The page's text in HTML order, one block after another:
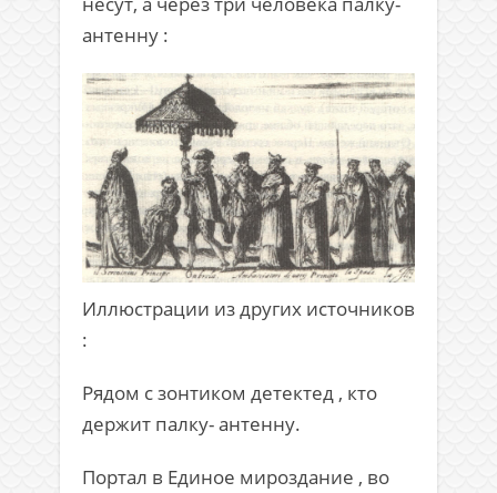
антенну :
Иллюстрации из других источников
:
Рядом с зонтиком детектед , кто
держит палку- антенну.
Портал в Единое мироздание , во